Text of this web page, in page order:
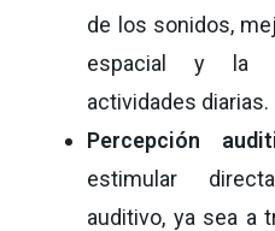
de los sonidos,
espacial y la
actividades diarias.
Percepción
estimular
auditivo, ya sea a